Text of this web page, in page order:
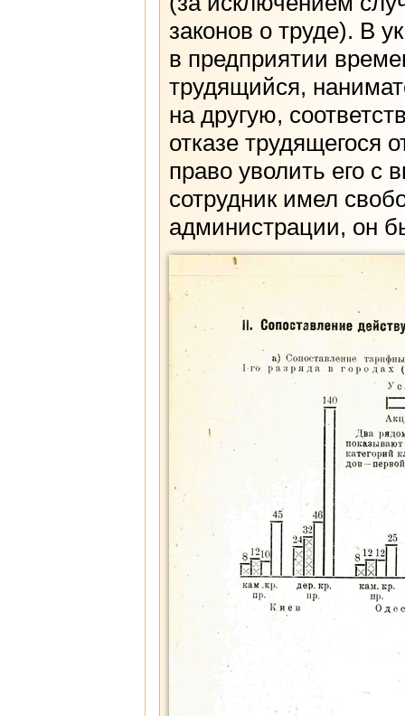
законов о труде). В
в предприятии
трудящийся,
на другую,
отказе трудящегося
право уволить его с
сотрудник имел
администрации, он